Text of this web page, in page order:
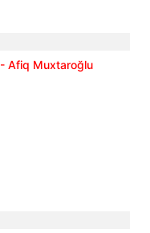
- Afiq Muxtaroğlu